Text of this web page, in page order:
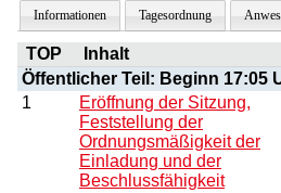
Informationen Tagesordnung
TOP Inhalt
Öffentlicher Teil: Beginn 17:05
1
Eröffnung der Sitzung,
Feststellung der
Ordnungsmäßigkeit der
Einladung und der
Beschlussfähigkeit